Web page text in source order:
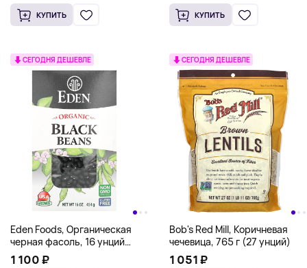
КУПИТЬ КУПИТЬ
СЕГОДНЯ ДЕШЕВЛЕ
Eden Foods, Органическая
черная фасоль, 16 унций
(454 г)
1 100 ₽
СЕГОДНЯ ДЕШЕВЛЕ
Bob's Red Mill, Коричневая
чечевица, 765 г (27 унций)
1 051 ₽